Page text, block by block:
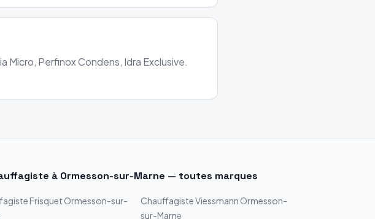
Perfinox Condens, Idra Exclusive.
à Ormesson-sur-Marne — toutes marques
Frisquet Ormesson-sur-
ChauffagisteViessmann Ormesson-
sur-Marne